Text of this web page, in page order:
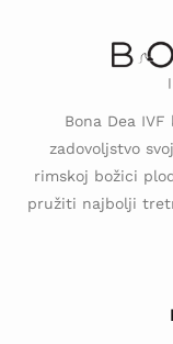
Bona Dea
zadovoljstvo
rimskoj božici
pružiti najbolji